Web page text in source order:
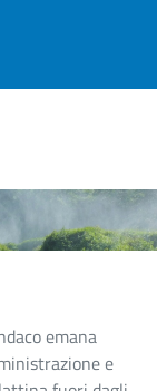
emana
e